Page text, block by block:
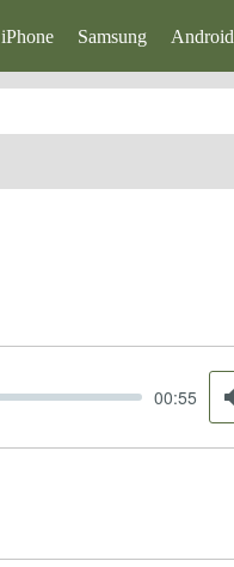
iPhone Samsung Android
00:55